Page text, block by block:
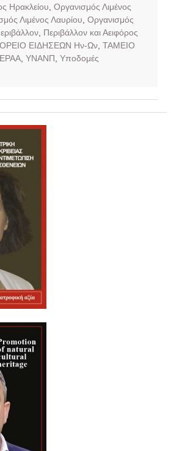
Ηρακλείου Οργανισμός Λιμένος
Λιμένος Λαυρίου Οργανισμός
, Περιβάλλον και Αειφόρος
ΕΙΔΗΣΕΩΝ Ην-Ων, ΤΑΜΕΙΟ
, ΥΝΑΝΠ Υποδομές